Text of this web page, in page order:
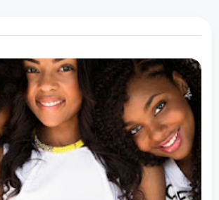
lingkungan kerja baru atau pindah
mengenalmu dan tidak tahu apa
juga tidak mengenal mereka.
batasan adalah yang terbaik